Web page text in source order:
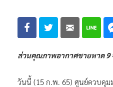
ส่วนคุณภาพอากาศชายหาด 9
วันนี้ (15 ก.พ. 65) ศูนย์ควบคุม